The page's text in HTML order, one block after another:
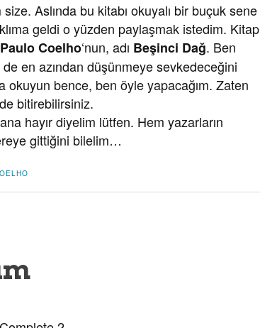
Aslında bu kitabı okuyalı bir buçuk sene
geldi o yüzden paylaşmak istedim. Kitap
Paulo Coelho‘nun, adı Beşinci Dağ. Ben
en azından düşünmeye sevkedeceğini
bence, ben öyle yapacağım. Zaten
bitirebilirsiniz.
hayır diyelim lütfen. Hem yazarların
gittiğini bilelim…